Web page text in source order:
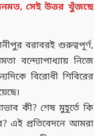
সেই উত্তর খুঁজছে
বরাবরই গুরুত্বপূর্ণ,
বন্দ্যোপাধ্যায় নিজে
বিরোধী শিবিরের
কী? শেষ মুহূর্তে কি
এই প্রতিবেদনে আমরা